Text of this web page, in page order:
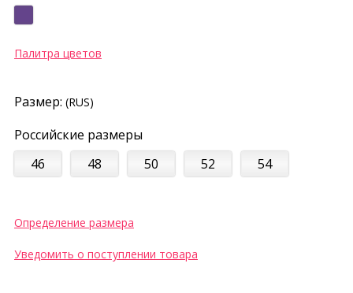
Палитра цветов
Размер: (RUS)
Российские размеры
46
48 50 52 54
Определение размера
Уведомить о поступлении товара